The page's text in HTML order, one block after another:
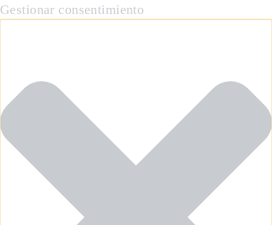
Gestionar consentimiento